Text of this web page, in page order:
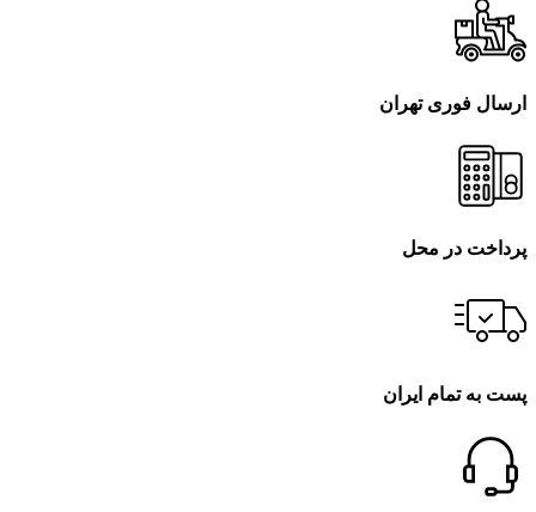
ارسال فوری تهران
پرداخت در محل
پست به تمام ایران